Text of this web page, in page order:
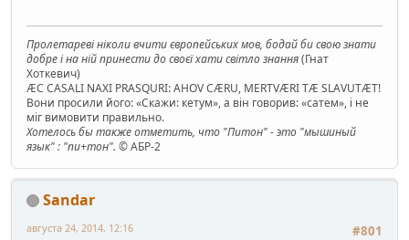
Пролетареві ніколи вчити європейських мов, бодай би свою знати
добре і на ній принести до своєї хати світло знання(Гнат
Хоткевич)
ÆC CASALI NAXI PRASQURI: AHOV CÆRU, MERTVÆRI TÆ SLAVUTÆT!
Вони просили його: «Скажи: кетум», а він говорив: «сатем», і не
міг вимовити правильно.
Хотелось бы также отметить, что "Питон" - это "мышиный
язык" : "пи+тон". © АБР-2
Sandar
#801
августа 24, 2014, 12:16